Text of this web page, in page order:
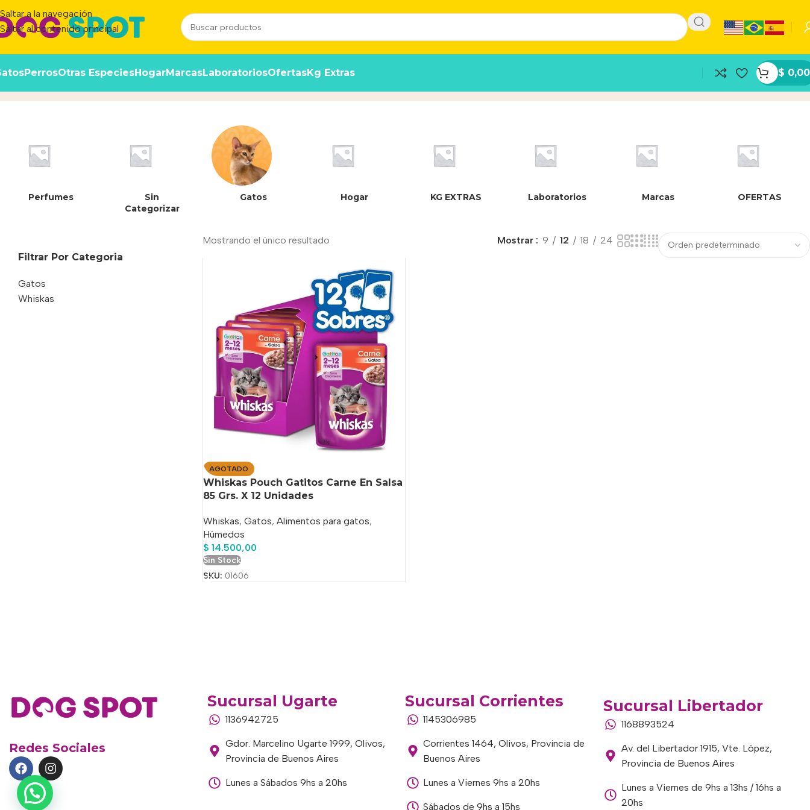
Saltar a la navegación
Saltar al contenido principal
PerrosOtras EspeciesHogarMarcasLaboratoriosOfertasKg Extras $ 0,00
37797453000407
Perfumes
Sin
Categorizar
Gatos Hogar KG EXTRAS Laboratorios Marcas OFERTAS
Filtrar Por Categoria
Gatos
Whiskas
Mostrando el único resultado Mostrar 9 12 18 24
AGOTADO
Whiskas Pouch Gatitos Carne En Salsa
85 Grs. X 12 Unidades
Whiskas, Gatos, Alimentos para gatos,
Húmedos
$ 14.500,00
Sin Stock
SKU: 01606
Redes Sociales
Sucursal Ugarte
1136942725
Gdor. Marcelino Ugarte 1999, Olivos,
Provincia de Buenos Aires
Lunes a Sábados 9hs a 20hs
Sucursal Corrientes
1145306985
Corrientes 1464, Olivos, Provincia de
Buenos Aires
Lunes a Viernes 9hs a 20hs
Sábados de 9hs a 15hs
Sucursal Libertador
1168893524
Av. del Libertador 1915, Vte. López,
Provincia de Buenos Aires
Lunes a Viernes de 9hs a 13hs / 16hs a
20hs